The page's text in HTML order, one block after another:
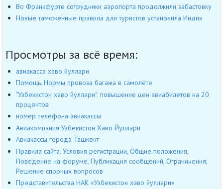
Во Франкфурте сотрудники аэропорта продолжили забастовку
Новые таможенные правила для туристов установила Индия
Просмотры за всё время:
авиакасса хаво йуллари
Помощь. Нормы провоза багажа в самолёте
"Узбекистон хаво йуллари": повышение цен авиабилетов на 20
процентов
номер телефона авиакассы
Авиакомпания Узбекистон Хаво Йуллари
Авиакассы города Ташкент
Правила сайта, Условия регистрации, Общие положения,
Поведение на форуме, Публикация сообщений, Ограничения,
Решение спорных вопросов
Представительства НАК «Узбекистон хаво йуллари»